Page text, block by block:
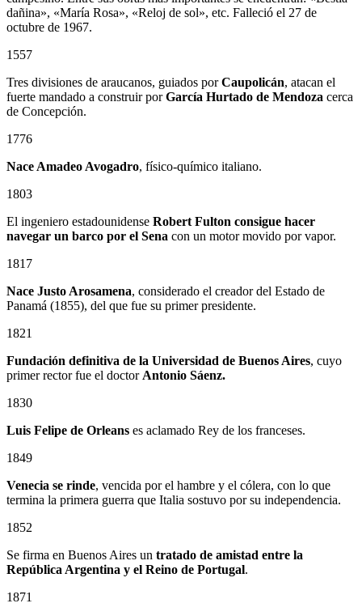
dañina», «María Rosa», «Reloj de sol», etc. Falleció el 27 de
octubre de 1967.
1557
Tres divisiones de araucanos, guiados porCaupolicán, atacan el
fuerte mandado a construir porGarcía Hurtado de Mendoza cerca
de Concepción.
1776
Nace Amadeo Avogadro, físico-químico italiano.
1803
El ingeniero estadounidense Robert Fulton consigue hacer
navegar un barco por el Sena con un motor movido por vapor.
1817
Nace Justo Arosamena, considerado el creador del Estado de
Panamá (1855), del que fue su primer presidente.
1821
Fundación definitiva de la Universidad de Buenos Aires, cuyo
primer rector fue el doctor Antonio Sáenz.
1830
Luis Felipe de Orleans es aclamado Rey de los franceses.
1849
Venecia se rinde, vencida por el hambre y el cólera, con lo que
termina la primera guerra que Italia sostuvo por su independencia.
1852
Se firma en Buenos Aires un tratado de amistad entre la
República Argentina y el Reino de Portugal.
1871